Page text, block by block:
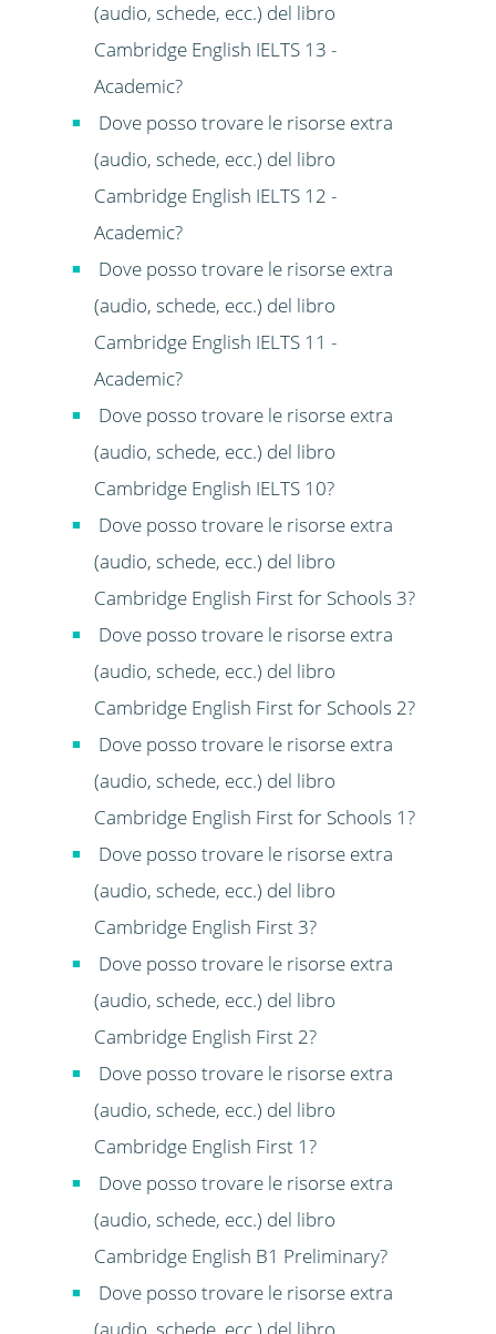
(audio, schede, ecc.) del libro
Cambridge English IELTS 13 -
Academic?
Dove posso trovare le risorse extra
(audio, schede, ecc.) del libro
Cambridge English IELTS 12 -
Academic?
Dove posso trovare le risorse extra
(audio, schede, ecc.) del libro
Cambridge English IELTS 11 -
Academic?
Dove posso trovare le risorse extra
(audio, schede, ecc.) del libro
Cambridge English IELTS 10?
Dove posso trovare le risorse extra
(audio, schede, ecc.) del libro
Cambridge English First for Schools 3?
Dove posso trovare le risorse extra
(audio, schede, ecc.) del libro
Cambridge English First for Schools 2?
Dove posso trovare le risorse extra
(audio, schede, ecc.) del libro
Cambridge English First for Schools 1?
Dove posso trovare le risorse extra
(audio, schede, ecc.) del libro
Cambridge English First 3?
Dove posso trovare le risorse extra
(audio, schede, ecc.) del libro
Cambridge English First 2?
Dove posso trovare le risorse extra
(audio, schede, ecc.) del libro
Cambridge English First 1?
Dove posso trovare le risorse extra
(audio, schede, ecc.) del libro
Cambridge English B1 Preliminary?
Dove posso trovare le risorse extra